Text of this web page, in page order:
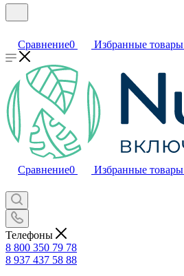
Сравнение0 Избранные товары
Сравнение0 Избранные товары
Телефоны
8 800 350 79 78
8 937 437 58 88